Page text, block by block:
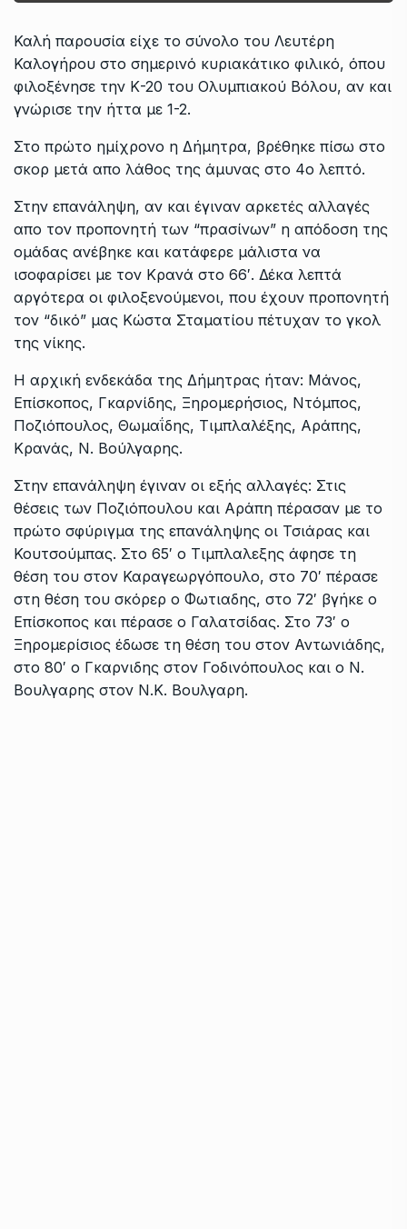
Καλή παρουσία είχε το σύνολο του Λευτέρη
Καλογήρου στο σημερινό κυριακάτικο φιλικό, όπου
φιλοξένησε την Κ-20 του Ολυμπιακού Βόλου, αν και
γνώρισε την ήττα με 1-2.
Στο πρώτο ημίχρονο η Δήμητρα, βρέθηκε πίσω στο
σκορ μετά απο λάθος της άμυνας στο 4ο λεπτό.
Στην επανάληψη, αν και έγιναν αρκετές αλλαγές
απο τον προπονητή των “πρασίνων” η απόδοση της
ομάδας ανέβηκε και κατάφερε μάλιστα να
ισοφαρίσει με τον Κρανά στο 66′. Δέκα λεπτά
αργότερα οι φιλοξενούμενοι, που έχουν προπονητή
τον “δικό” μας Κώστα Σταματίου πέτυχαν το γκολ
της νίκης.
Η αρχική ενδεκάδα της Δήμητρας ήταν: Μάνος,
Επίσκοπος, Γκαρνίδης, Ξηρομερήσιος, Ντόμπος,
Ποζιόπουλος, Θωμαΐδης, Τιμπλαλέξης, Αράπης,
Κρανάς, Ν. Βούλγαρης.
Στην επανάληψη έγιναν οι εξής αλλαγές: Στις
θέσεις των Ποζιόπουλου και Αράπη πέρασαν με το
πρώτο σφύριγμα της επανάληψης οι Τσιάρας και
Κουτσούμπας. Στο 65′ ο Τιμπλαλεξης άφησε τη
θέση του στον Καραγεωργόπουλο, στο 70′ πέρασε
στη θέση του σκόρερ ο Φωτιαδης, στο 72′ βγήκε ο
Επίσκοπος και πέρασε ο Γαλατσίδας. Στο 73′ ο
Ξηρομερίσιος έδωσε τη θέση του στον Αντωνιάδης,
στο 80′ ο Γκαρνιδης στον Γοδινόπουλος και ο Ν.
Βουλγαρης στον Ν.Κ. Βουλγαρη.